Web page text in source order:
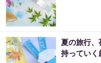
夏の旅行、
持っていく